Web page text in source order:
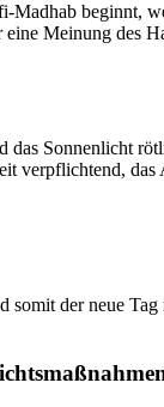
beginnt,
eine Meinung
das Sonnenlicht
verpflichtend,
somit der neue